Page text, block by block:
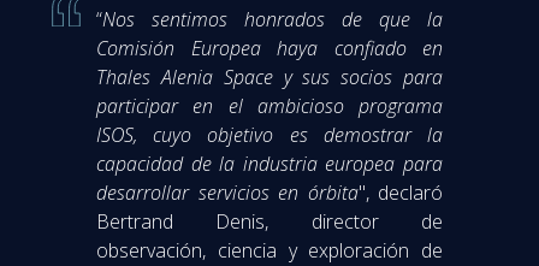
“Nos sentimos honrados de que la
Comisión Europea haya confiado en
Thales Alenia Space y sus socios para
participar en el ambicioso programa
ISOS, cuyo objetivo es demostrar la
capacidad de la industria europea para
desarrollar servicios en órbita", declaró
Bertrand Denis, director de
observación, ciencia y exploración de